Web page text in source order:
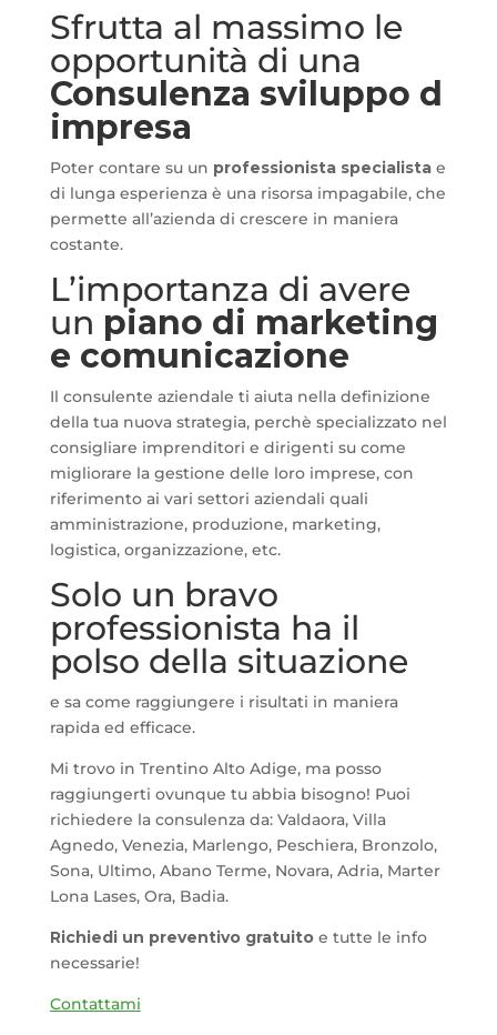
Sfrutta al massimo le
opportunità di una
Consulenza sviluppo d
impresa
Poter contare su un professionista specialistae
di lunga esperienza è una risorsa impagabile, che
permette all’azienda di crescere in maniera
costante.
L’importanza di avere
un piano di marketing
e comunicazione
Il consulente aziendale ti aiuta nella definizione
della tua nuova strategia, perchè specializzato nel
consigliare imprenditori e dirigenti su come
migliorare la gestione delle loro imprese, con
riferimento ai vari settori aziendali quali
amministrazione, produzione, marketing,
logistica, organizzazione, etc.
Solo un bravo
professionista ha il
polso della situazione
e sa come raggiungere i risultati in maniera
rapida ed efficace.
Mi trovo in Trentino Alto Adige, ma posso
raggiungerti ovunque tu abbia bisogno! Puoi
richiedere la consulenza da: Valdaora, Villa
Agnedo, Venezia, Marlengo, Peschiera, Bronzolo,
Sona, Ultimo, Abano Terme, Novara, Adria, Marter
Lona Lases, Ora, Badia.
Richiedi un preventivo gratuitoe tutte le info
necessarie!
Contattami